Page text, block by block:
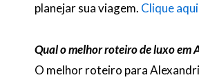
planejar sua viagem. Clique
Qual o melhor roteiro de luxo em
O melhor roteiro para